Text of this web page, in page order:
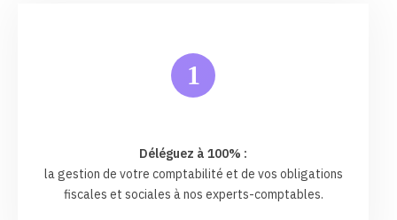
1
Déléguez à 100% :
la gestion de votre comptabilité et de vos obligations
fiscales et sociales à nos experts-comptables.